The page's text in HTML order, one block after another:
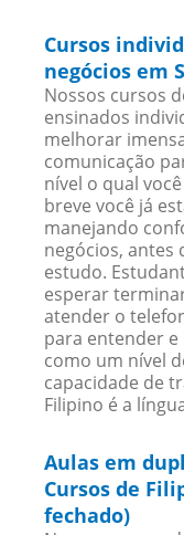
Cursos
negócios em
Nossos cursos
ensinados
melhorar
comunicação
nível o qual
breve você já
manejando
negócios, antes
estudo.
esperar
atender o
para entender
como um nível
capacidade de
Filipino é a
Aulas em
Cursos de
fechado)